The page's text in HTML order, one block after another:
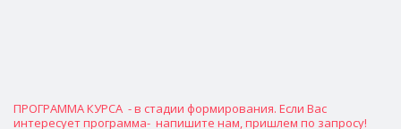
ПРОГРАММА КУРСА  - в стадии формирования. Если Вас
интересует программа-  напишите нам, пришлем по запросу!